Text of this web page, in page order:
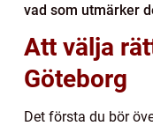
vad som utmärker
Att välja
Göteborg
Det första du bör